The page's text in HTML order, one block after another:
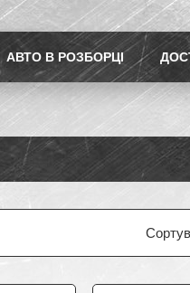
АВТО В РОЗБОРЦІ